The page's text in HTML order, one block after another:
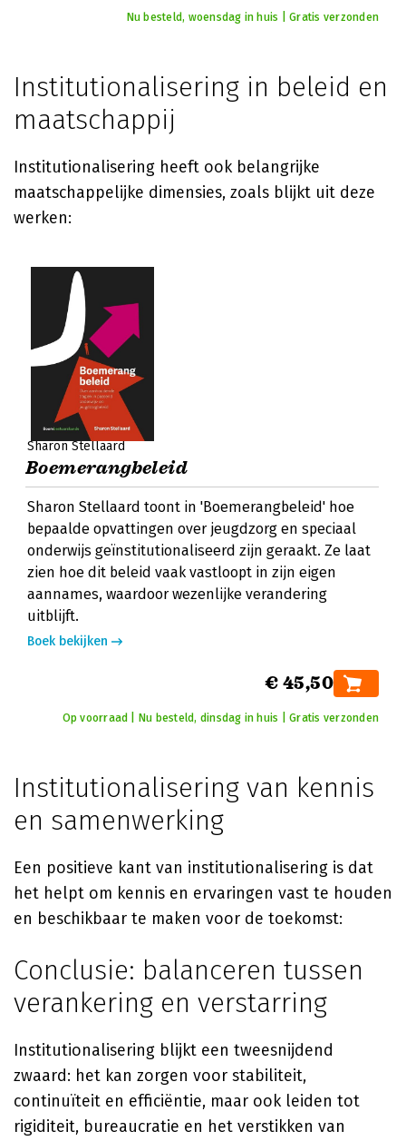
Nu besteld, woensdag in huis | Gratis verzonden
Institutionalisering in beleid en
maatschappij
Institutionalisering heeft ook belangrijke
maatschappelijke dimensies, zoals blijkt uit deze
werken:
Sharon Stellaard
Boemerangbeleid
Sharon Stellaard toont in 'Boemerangbeleid' hoe
bepaalde opvattingen over jeugdzorg en speciaal
onderwijs geïnstitutionaliseerd zijn geraakt. Ze laat
zien hoe dit beleid vaak vastloopt in zijn eigen
aannames, waardoor wezenlijke verandering
uitblijft.
Boek bekijken
€ 45,50
Op voorraad | Nu besteld, dinsdag in huis | Gratis verzonden
Institutionalisering van kennis
en samenwerking
Een positieve kant van institutionalisering is dat
het helpt om kennis en ervaringen vast te houden
en beschikbaar te maken voor de toekomst:
Conclusie: balanceren tussen
verankering en verstarring
Institutionalisering blijkt een tweesnijdend
zwaard: het kan zorgen voor stabiliteit,
continuïteit en efficiëntie, maar ook leiden tot
rigiditeit, bureaucratie en het verstikken van